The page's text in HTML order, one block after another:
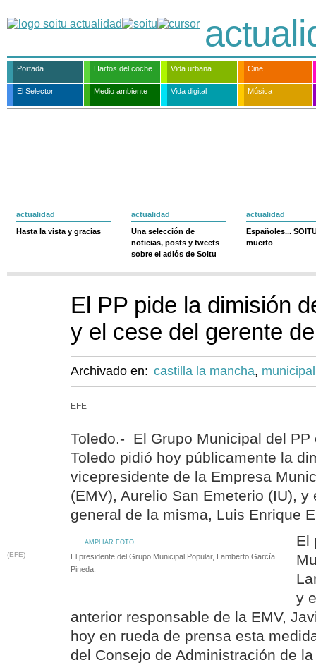
Portada Hartos del coche Vida urbana Cine
El Selector Medio ambiente Vida digital Música
actualidad
Hasta la vista y gracias
actualidad
Una selección de
noticias, posts y tweets
sobre el adiós de Soitu
actualidad
Españoles...
muerto
El PP pide la dimisión
y el cese del gerente
Archivado en: castilla la mancha, municipal
EFE
Toledo.- El Grupo Municipal del PP
Toledo pidió hoy públicamente la
vicepresidente de la Empresa
(EMV), Aurelio San Emeterio (IU),
general de la misma, Luis Enrique
AMPLIAR FOTO
(EFE)
El presidente del Grupo Municipal Popular, Lamberto García
Pineda.
El
y
anterior responsable de la EMV,
hoy en rueda de prensa esta
del Consejo de Administración de